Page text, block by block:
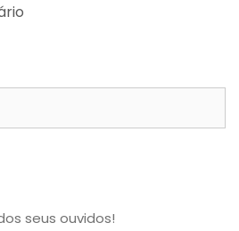
seus ouvidos!